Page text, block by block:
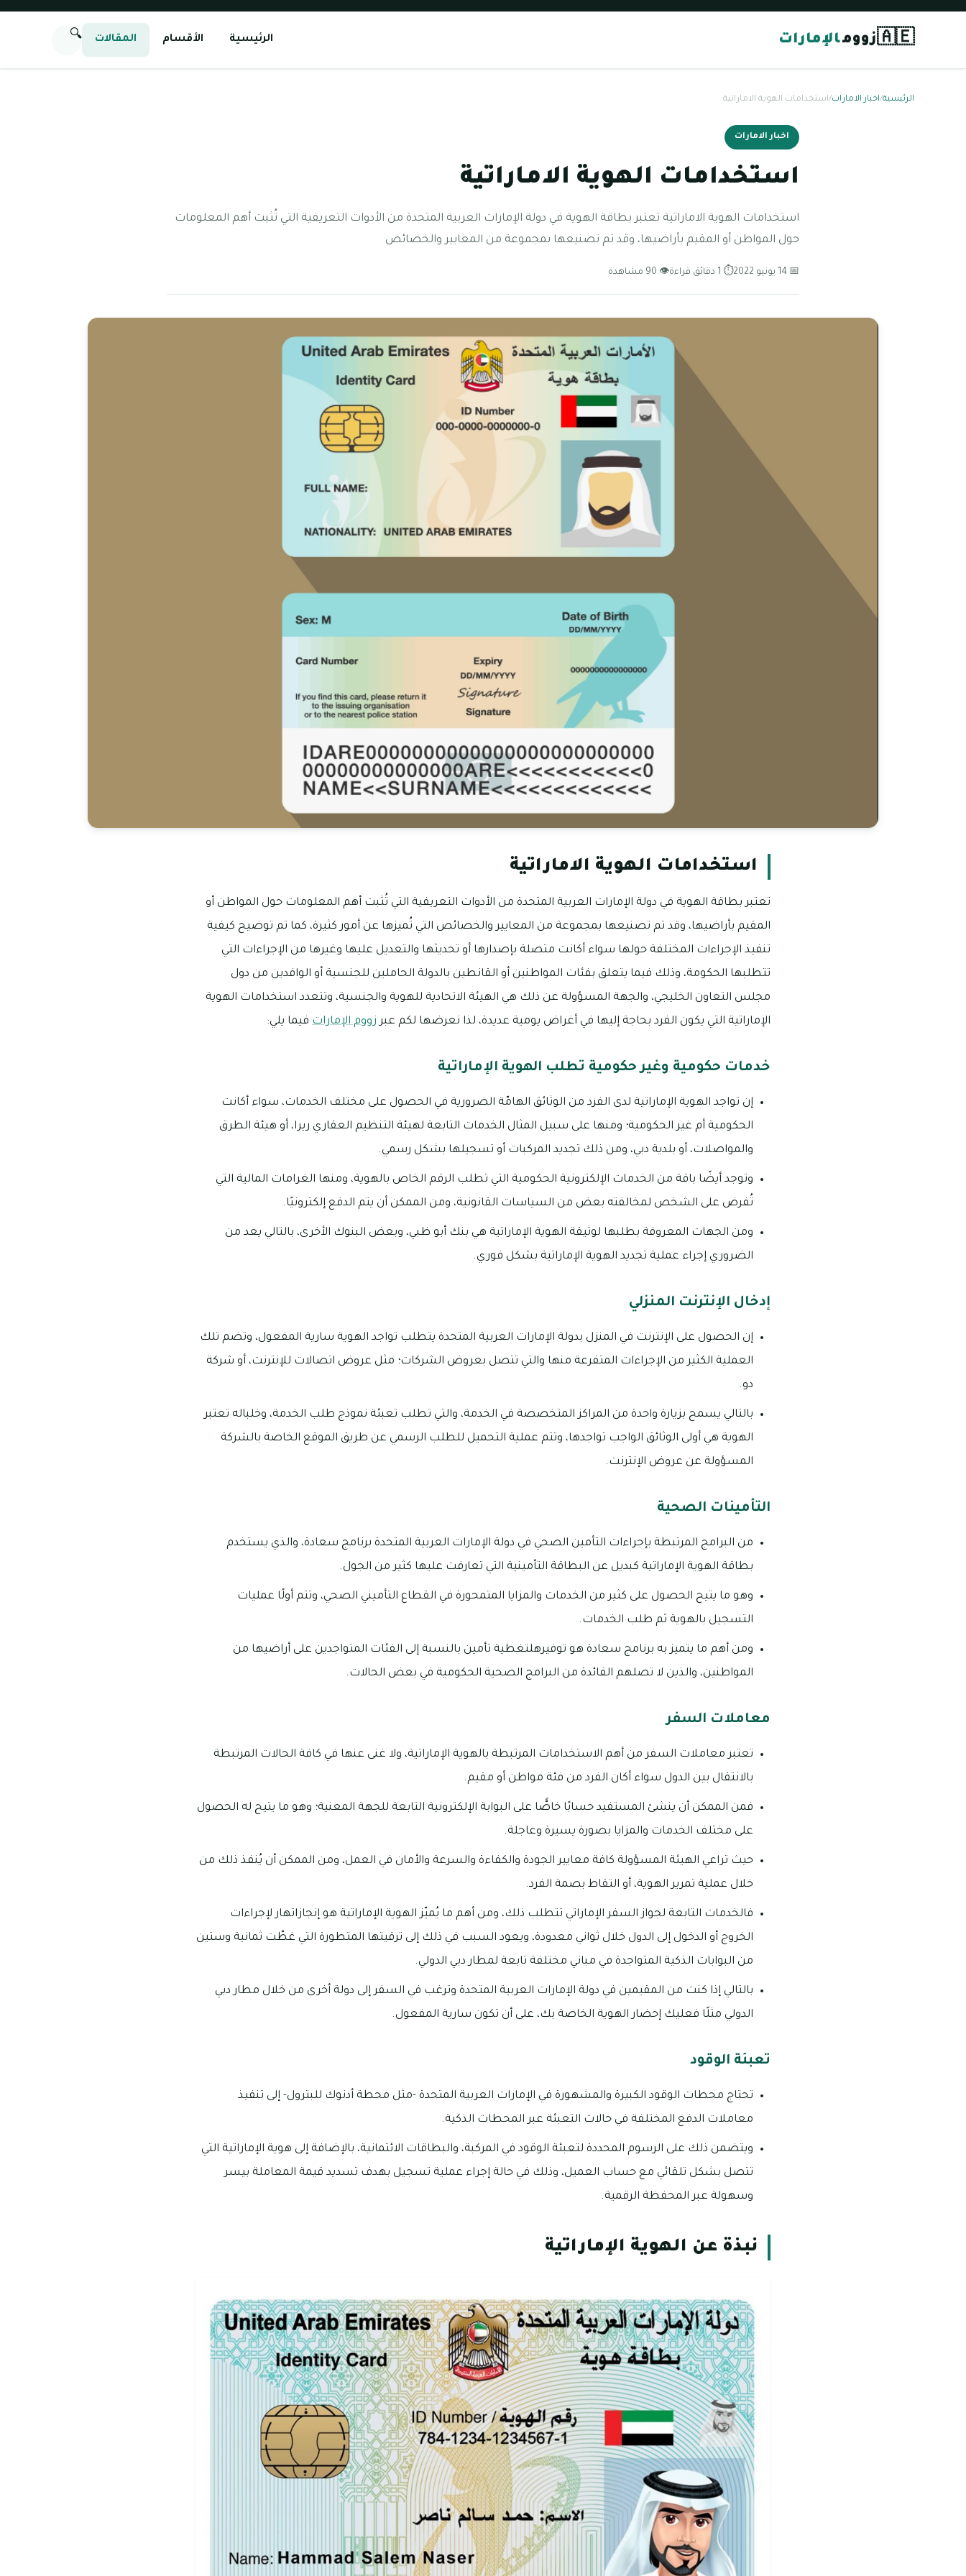
🇦🇪زوومالإمارات الرئيسية الأقسام المقالات 🔍
الرئيسية/اخبار الامارات/استخدامات الهوية الاماراتية
اخبار الامارات
استخدامات الهوية الاماراتية
استخدامات الهوية الاماراتية تعتبر بطاقة الهوية في دولة الإمارات العربية المتحدة من الأدوات التعريفية التي تُثبت أهم المعلومات
حول المواطن أو المقيم بأراضيها، وقد تم تصنيعها بمجموعة من المعايير والخصائص
📅 14 يونيو 2022 ⏱ 1 دقائق قراءة 👁 90 مشاهدة
استخدامات الهوية الاماراتية
تعتبر بطاقة الهوية في دولة الإمارات العربية المتحدة من الأدوات التعريفية التي تُثبت أهم المعلومات حول المواطن أو
المقيم بأراضيها، وقد تم تصنيعها بمجموعة من المعايير والخصائص التي تُميزها عن أمور كثيرة، كما تم توضيح كيفية
تنفيذ الإجراءات المختلفة حولها سواء أكانت متصلة بإصدارها أو تحديثها والتعديل عليها وغيرها من الإجراءات التي
تتطلبها الحكومة، وذلك فيما يتعلق بفئات المواطنين أو القانطين بالدولة الحاملين للجنسية أو الوافدين من دول
مجلس التعاون الخليجي، والجهة المسؤولة عن ذلك هي الهيئة الاتحادية للهوية والجنسية، وتتعدد استخدامات الهوية
الإماراتية التي يكون الفرد بحاجة إليها في أغراض يومية عديدة، لذا نعرضها لكم عبر زووم الإمارات فيما يلي:
خدمات حكومية وغير حكومية تطلب الهوية الإماراتية
إن تواجد الهوية الإماراتية لدى الفرد من الوثائق الهامّة الضرورية في الحصول على مختلف الخدمات، سواء أكانت
الحكومية أم غير الحكومية؛ ومنها على سبيل المثال الخدمات التابعة لهيئة التنظيم العقاري ريرا، أو هيئة الطرق
والمواصلات، أو بلدية دبي، ومن ذلك تجديد المركبات أو تسجيلها بشكل رسمي.
وتوجد أيضًا باقة من الخدمات الإلكترونية الحكومية التي تطلب الرقم الخاص بالهوية، ومنها الغرامات المالية التي
تُفرض على الشخص لمخالفته بعض من السياسات القانونية، ومن الممكن أن يتم الدفع إلكترونيًا.
ومن الجهات المعروفة بطلبها لوثيقة الهوية الإماراتية هي بنك أبو ظبي، وبعض البنوك الأخرى، بالتالي يعد من
الضروري إجراء عملية تجديد الهوية الإماراتية بشكل فوري.
إدخال الإنترنت المنزلي
إن الحصول على الإنترنت في المنزل بدولة الإمارات العربية المتحدة يتطلب تواجد الهوية سارية المفعول، وتضم تلك
العملية الكثير من الإجراءات المتفرعة منها والتي تتصل بعروض الشركات؛ مثل عروض اتصالات للإنترنت، أو شركة
دو.
بالتالي يسمح بزيارة واحدة من المراكز المتخصصة في الخدمة، والتي تطلب تعبئة نموذج طلب الخدمة، وخلباله تعتبر
الهوية هي أولى الوثائق الواجب تواجدها، وتتم عملية التحميل للطلب الرسمي عن طريق الموقع الخاصة بالشركة
المسؤولة عن عروض الإنترنت.
التأمينات الصحية
من البرامج المرتبطة بإجراءات التأمين الصحي في دولة الإمارات العربية المتحدة برنامج سعادة، والذي يستخدم
بطاقة الهوية الإماراتية كبديل عن البطاقة التأمينية التي تعارفت عليها كثير من الجول.
وهو ما يتيح الحصول على كثير من الخدمات والمزايا المتمحورة في القطاع التأميني الصحي، وتتم أولًا عمليات
التسجيل بالهوية ثم طلب الخدمات.
ومن أهم ما يتميز به برنامج سعادة هو توفيرهلتغطية تأمين بالنسبة إلى الفئات المتواجدين على أراضيها من
المواطنين، والذين لا تصلهم الفائدة من البرامج الصحية الحكومية في بعض الحالات.
معاملات السفر
تعتبر معاملات السفر من أهم الاستخدامات المرتبطة بالهوية الإماراتية، ولا غنى عنها في كافة الحالات المرتبطة
بالانتقال بين الدول سواء أكان الفرد من فئة مواطن أو مقيم.
فمن الممكن أن ينشئ المستفيد حسابًا خاصًّا على البوابة الإلكترونية التابعة للجهة المعنية؛ وهو ما يتيح له الحصول
على مختلف الخدمات والمزايا بصورة يسيرة وعاجلة.
حيث تراعي الهيئة المسؤولة كافة معايير الجودة والكفاءة والسرعة والأمان في العمل، ومن الممكن أن يُنفذ ذلك من
خلال عملية تمرير الهوية، أو التقاط بصمة الفرد.
فالخدمات التابعة لجواز السفر الإماراتي تتطلب ذلك، ومن أهم ما يُميّز الهوية الإماراتية هو إنجازاتهار لإجراءات
الخروج أو الدخول إلى الدول خلال ثواني معدودة، ويعود السبب في ذلك إلى ترقيتها المتطورة التي غطّت ثمانية وستين
من البوابات الذكية المتواجدة في مباني مختلفة تابعة لمطار دبي الدولي.
بالتالي إذا كنت من المقيمين في دولة الإمارات العربية المتحدة وترغب في السفر إلى دولة أخرى من خلال مطار دبي
الدولي مثلًا فعليك إحضار الهوية الخاصة بك، على أن تكون سارية المفعول.
تعبئة الوقود
تحتاج محطات الوقود الكبيرة والمشهورة في الإمارات العربية المتحدة -مثل محطة أدنوك للبترول- إلى تنفيذ
معاملات الدفع المختلفة في حالات التعبئة عبر المحطات الذكية.
ويتضمن ذلك على الرسوم المحددة لتعبئة الوقود في المركبة، والبطاقات الائتمانية، بالإضافة إلى هوية الإماراتية التي
تتصل بشكل تلقائي مع حساب العميل، وذلك في حالة إجراء عملية تسجيل بهدف تسديد قيمة المعاملة بيسر
وسهولة عبر المحفظة الرقمية.
نبذة عن الهوية الإماراتية